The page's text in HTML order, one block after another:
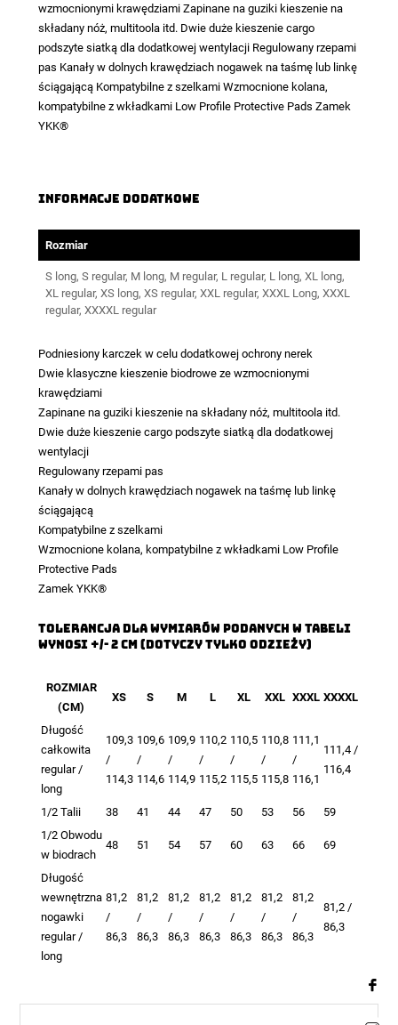
wzmocnionymi krawędziami Zapinane na guziki kieszenie na
składany nóż, multitoola itd. Dwie duże kieszenie cargo
podszyte siatką dla dodatkowej wentylacji Regulowany rzepami
pas Kanały w dolnych krawędziach nogawek na taśmę lub linkę
ściągającą Kompatybilne z szelkami Wzmocnione kolana,
kompatybilne z wkładkami Low Profile Protective Pads Zamek
YKK®
Informacje dodatkowe
Rozmiar
S long, S regular, M long, M regular, L regular, L long, XL long,
XL regular, XS long, XS regular, XXL regular, XXXL Long, XXXL
regular, XXXXL regular
Podniesiony karczek w celu dodatkowej ochrony nerek
Dwie klasyczne kieszenie biodrowe ze wzmocnionymi
krawędziami
Zapinane na guziki kieszenie na składany nóż, multitoola itd.
Dwie duże kieszenie cargo podszyte siatką dla dodatkowej
wentylacji
Regulowany rzepami pas
Kanały w dolnych krawędziach nogawek na taśmę lub linkę
ściągającą
Kompatybilne z szelkami
Wzmocnione kolana, kompatybilne z wkładkami Low Profile
Protective Pads
Zamek YKK®
TOLERANCJA DLA WYMIARÓW PODANYCH W TABELI
WYNOSI +/- 2 CM (DOTYCZY TYLKO ODZIEŻY)
ROZMIAR
(CM)
XS S M L XL XXL XXXL XXXXL
Długość
całkowita
regular /
long
109,3
/
114,3
109,6
/
114,6
109,9
/
114,9
110,2
/
115,2
110,5
/
115,5
110,8
/
115,8
111,1
/
116,1
111,4 /
116,4
1/2 Talii 38 41 44 47 50 53 56
59
1/2 Obwodu
w biodrach
48 51 54 57 60 63 66 69
Długość
wewnętrzna
nogawki
regular /
long
81,2
/
86,3
81,2
/
86,3
81,2
/
86,3
81,2
/
86,3
81,2
/
86,3
81,2
/
86,3
81,2
/
86,3
81,2 /
86,3